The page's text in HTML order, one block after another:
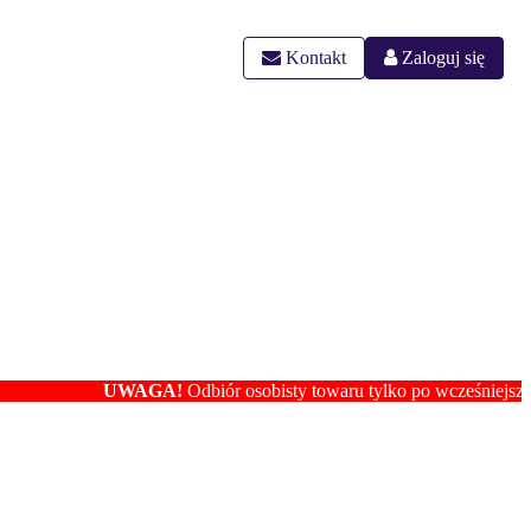
Kontakt Zaloguj się
UWAGA!Odbiór osobisty towaru tylko po wcześniejszym